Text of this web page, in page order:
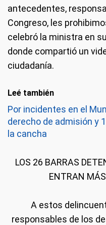
antecedentes,
Congreso, les
celebró la ministra en
donde compartió un
ciudadanía.
Leé también
Por incidentes en el
derecho de admisión y
la cancha
LOS 26 BARRAS
ENTRAN
A estos
responsables de los